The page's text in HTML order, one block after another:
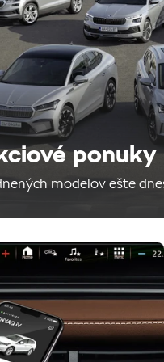
ponuky
modelov ešte